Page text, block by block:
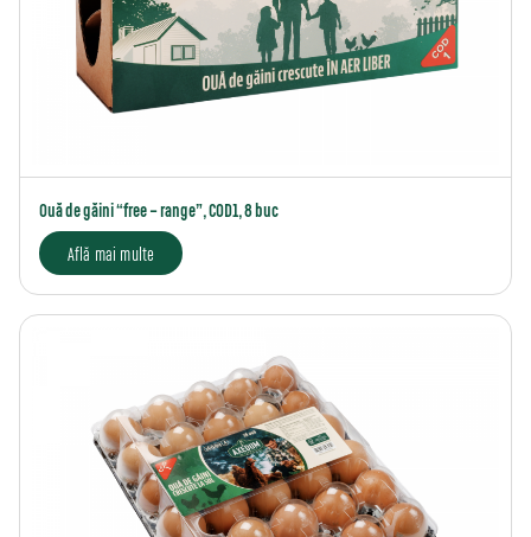
Ouă de găini “free – range”, COD1, 8 buc
Află mai multe